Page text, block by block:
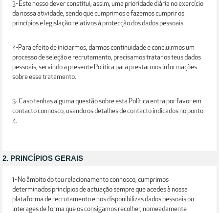
3- Este nosso dever constitui, assim, uma prioridade diária no exercício
da nossa atividade, sendo que cumprimos e fazemos cumprir os
princípios e legislação relativos à protecção dos dados pessoais.
4-Para efeito de iniciarmos, darmos continuidade e concluirmos um
processo de seleção e recrutamento, precisamos tratar os teus dados
pessoais, servindo a presente Política para prestarmos informações
sobre esse tratamento.
5- Caso tenhas alguma questão sobre esta Política entra por favor em
contacto connosco, usando os detalhes de contacto indicados no ponto
4.
2. PRINCÍPIOS GERAIS
1- No âmbito do teu relacionamento connosco, cumprimos
determinados princípios de actuação sempre que acedes à nossa
plataforma de recrutamento e nos disponibilizas dados pessoais ou
interages de forma que os consigamos recolher, nomeadamente